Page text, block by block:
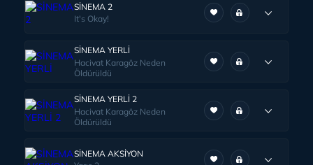
SİNEMA 2
It's Okay!
SİNEMA YERLİ
Hacivat Karagöz Neden
Öldürüldü
SİNEMA YERLİ 2
Hacivat Karagöz Neden
Öldürüldü
SİNEMA AKSİYON